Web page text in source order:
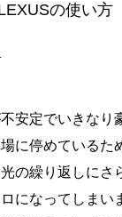
の使い方
安定でいきなり
に停めているた
の繰り返しにさ
になってしまい